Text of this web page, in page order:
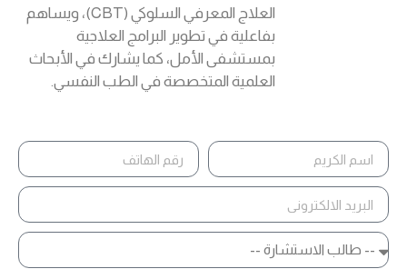
العلاج المعرفي السلوكي (CBT)، ويساهم
بفاعلية في تطوير البرامج العلاجية
بمستشفى الأمل، كما يشارك في الأبحاث
العلمية المتخصصة في الطب النفسي.